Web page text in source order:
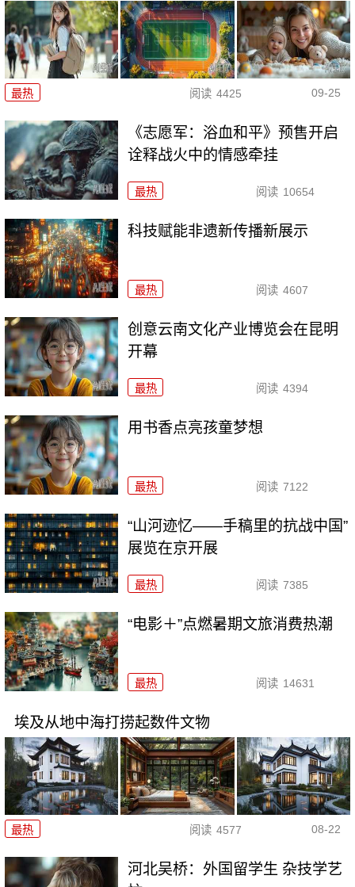
最热 阅读 4425 09-25
《志愿军：浴血和平》预售开启
诠释战火中的情感牵挂
最热 阅读 10654
科技赋能非遗新传播新展示
最热 阅读 4607
创意云南文化产业博览会在昆明
开幕
最热 阅读 4394
用书香点亮孩童梦想
最热 阅读 7122
“山河迹忆——手稿里的抗战中国”
展览在京开展
最热 阅读 7385
“电影＋”点燃暑期文旅消费热潮
最热 阅读 14631
埃及从地中海打捞起数件文物
最热 阅读 4577 08-22
河北吴桥：外国留学生 杂技学艺